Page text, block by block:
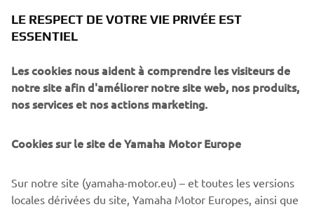
XSR125
En savoir plus
LE RESPECT DE VOTRE VIE PRIVÉE EST
ESSENTIEL
Les cookies nous aident à comprendre les visiteurs de
notre site afin d'améliorer notre site web, nos produits,
nos services et nos actions marketing.
Cookies sur le site de Yamaha Motor Europe
Sur notre site (yamaha-motor.eu) – et toutes les versions
locales dérivées du site, Yamaha Motor Europes, ainsi que